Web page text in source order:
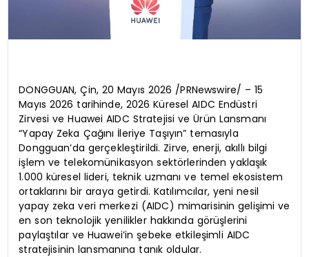
DONGGUAN, Çin, 20 Mayıs 2026 /PRNewswire/ – 15
Mayıs 2026 tarihinde, 2026 Küresel AIDC Endüstri
Zirvesi ve Huawei AIDC Stratejisi ve Ürün Lansmanı
“Yapay Zeka Çağını İleriye Taşıyın” temasıyla
Dongguan’da gerçekleştirildi. Zirve, enerji, akıllı bilgi
işlem ve telekomünikasyon sektörlerinden yaklaşık
1.000 küresel lideri, teknik uzmanı ve temel ekosistem
ortaklarını bir araya getirdi. Katılımcılar, yeni nesil
yapay zeka veri merkezi (AIDC) mimarisinin gelişimi ve
en son teknolojik yenilikler hakkında görüşlerini
paylaştılar ve Huawei’in şebeke etkileşimli AIDC
stratejisinin lansmanına tanık oldular.